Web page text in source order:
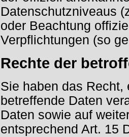
Datenschutzniveaus
oder Beachtung
Verpflichtungen (so
Rechte der
Sie haben das Recht,
betreffende Daten
Daten sowie auf
entsprechend Art. 15